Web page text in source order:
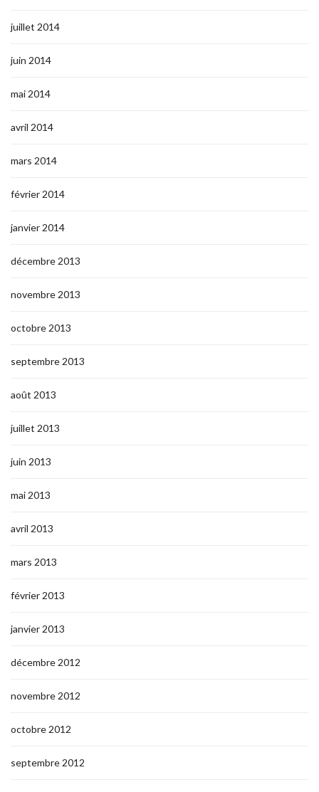
juillet 2014
juin 2014
mai 2014
avril 2014
mars 2014
février 2014
janvier 2014
décembre 2013
novembre 2013
octobre 2013
septembre 2013
août 2013
juillet 2013
juin 2013
mai 2013
avril 2013
mars 2013
février 2013
janvier 2013
décembre 2012
novembre 2012
octobre 2012
septembre 2012